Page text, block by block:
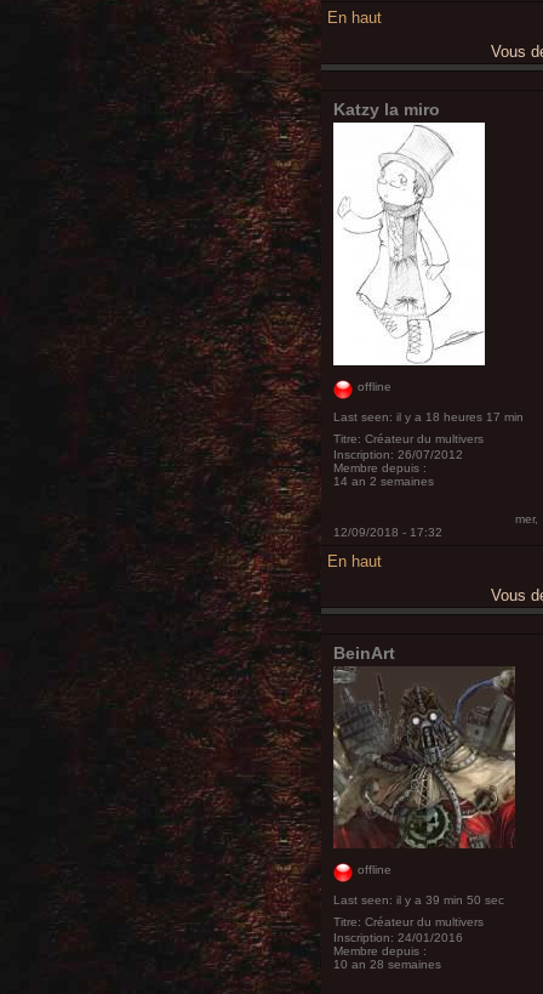
En haut
Vous
Katzy la miro
offline
Last seen: il y a 18 heures 17 min
Titre: Créateur du multivers
Inscription: 26/07/2012
Membre depuis :
14 an 2 semaines
mer,
12/09/2018 - 17:32
En haut
Vous
BeinArt
offline
Last seen: il y a 39 min 50 sec
Titre: Créateur du multivers
Inscription: 24/01/2016
Membre depuis :
10 an 28 semaines